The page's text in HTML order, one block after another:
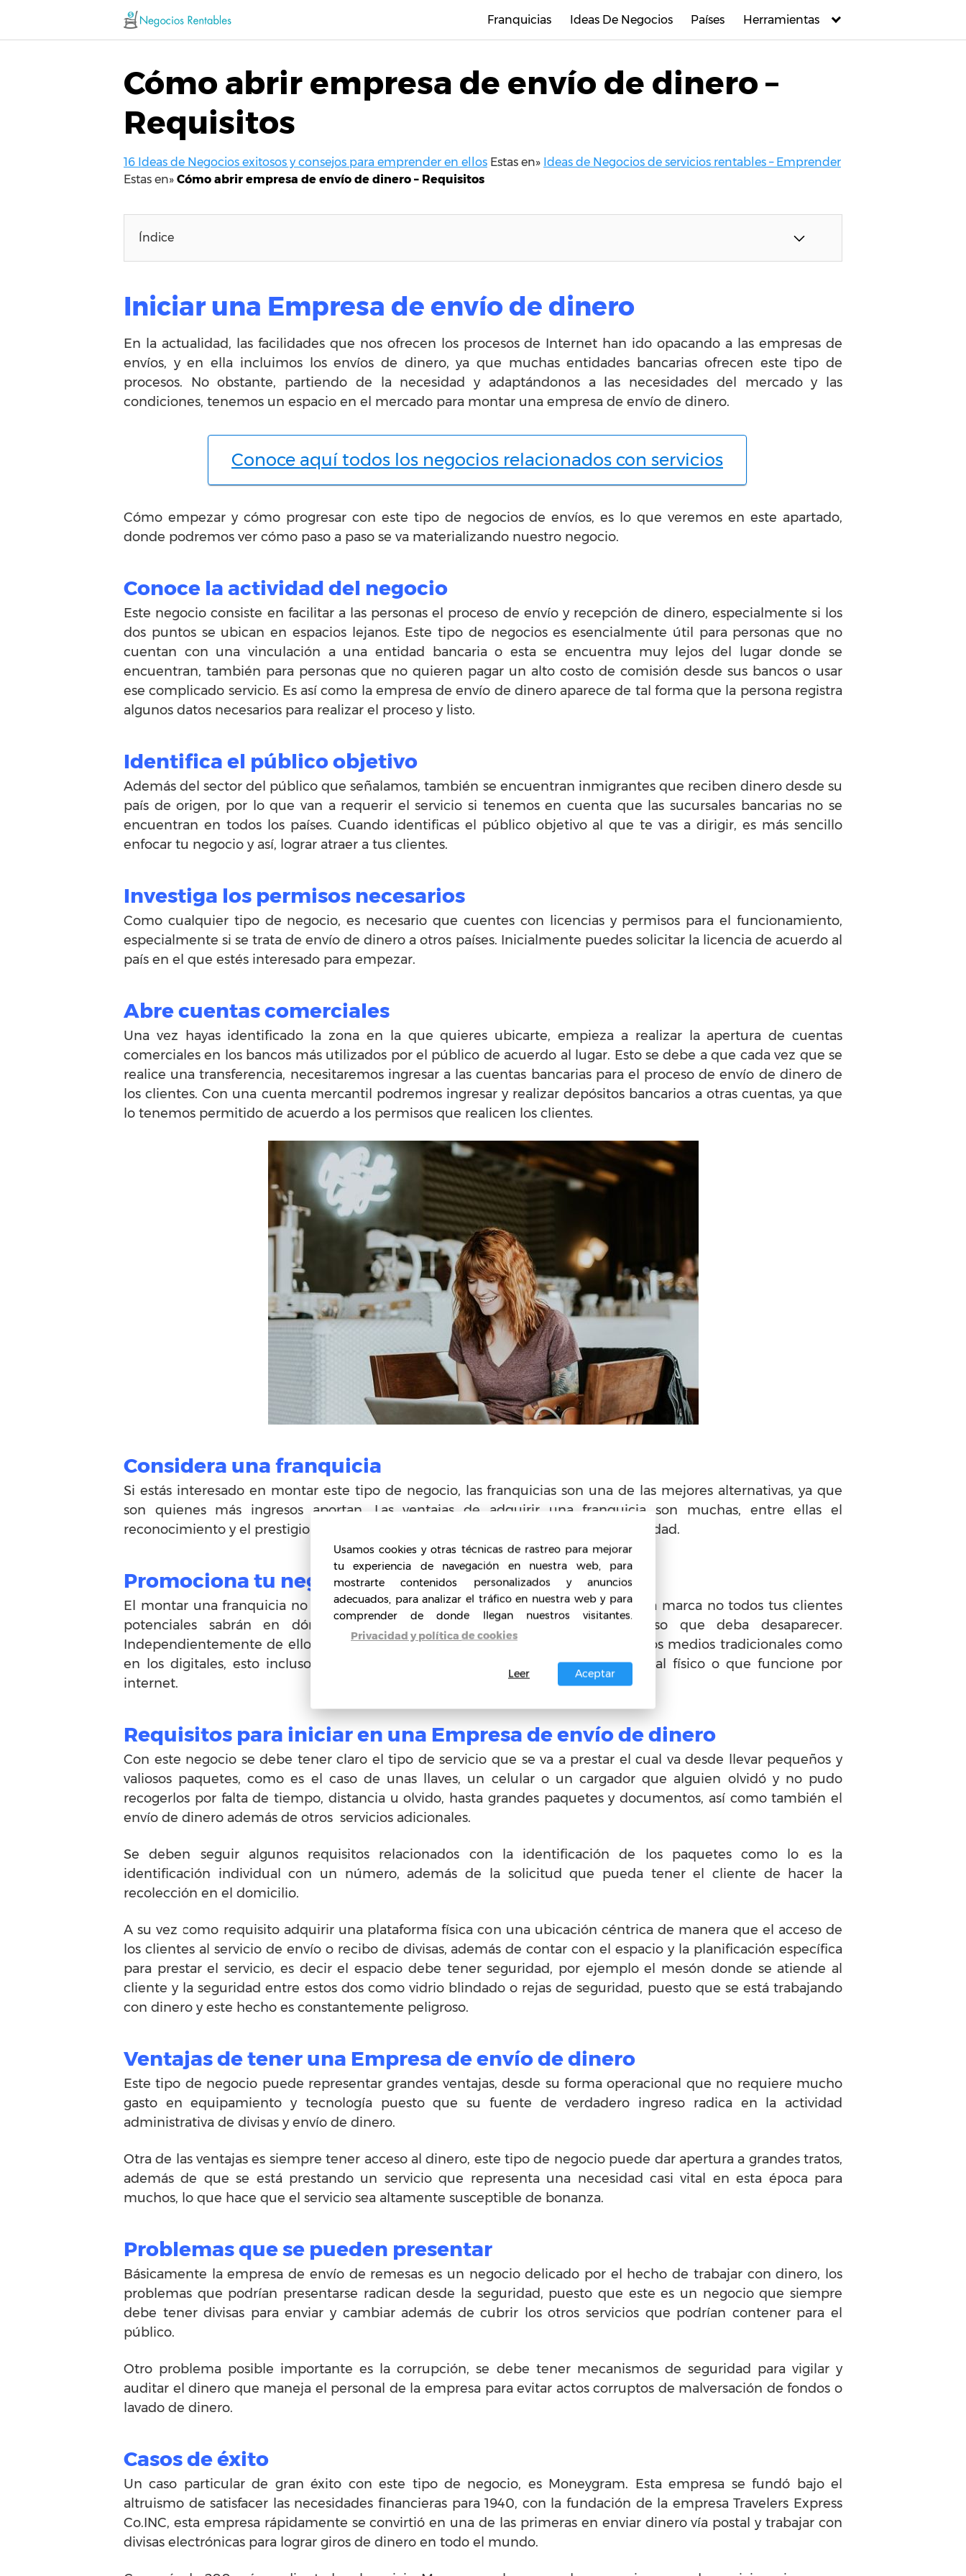
contenido
Franquicias Ideas De Negocios Países Herramientas
Cómo abrir empresa de envío de dinero –
Requisitos
16 Ideas de Negocios exitosos y consejos para emprender en ellos Estas en» Ideas de Negocios de servicios rentables – Emprender
Estas en» Cómo abrir empresa de envío de dinero – Requisitos
Índice
Iniciar una Empresa de envío de dinero
En la actualidad, las facilidades que nos ofrecen los procesos de Internet han ido opacando a las empresas de
envíos, y en ella incluimos los envíos de dinero, ya que muchas entidades bancarias ofrecen este tipo de
procesos. No obstante, partiendo de la necesidad y adaptándonos a las necesidades del mercado y las
condiciones, tenemos un espacio en el mercado para montar una empresa de envío de dinero.
Conoce aquí todos los negocios relacionados con servicios
Cómo empezar y cómo progresar con este tipo de negocios de envíos, es lo que veremos en este apartado,
donde podremos ver cómo paso a paso se va materializando nuestro negocio.
Conoce la actividad del negocio
Este negocio consiste en facilitar a las personas el proceso de envío y recepción de dinero, especialmente si los
dos puntos se ubican en espacios lejanos. Este tipo de negocios es esencialmente útil para personas que no
cuentan con una vinculación a una entidad bancaria o esta se encuentra muy lejos del lugar donde se
encuentran, también para personas que no quieren pagar un alto costo de comisión desde sus bancos o usar
ese complicado servicio. Es así como la empresa de envío de dinero aparece de tal forma que la persona registra
algunos datos necesarios para realizar el proceso y listo.
Identifica el público objetivo
Además del sector del público que señalamos, también se encuentran inmigrantes que reciben dinero desde su
país de origen, por lo que van a requerir el servicio si tenemos en cuenta que las sucursales bancarias no se
encuentran en todos los países. Cuando identificas el público objetivo al que te vas a dirigir, es más sencillo
enfocar tu negocio y así, lograr atraer a tus clientes.
Investiga los permisos necesarios
Como cualquier tipo de negocio, es necesario que cuentes con licencias y permisos para el funcionamiento,
especialmente si se trata de envío de dinero a otros países. Inicialmente puedes solicitar la licencia de acuerdo al
país en el que estés interesado para empezar.
Abre cuentas comerciales
Una vez hayas identificado la zona en la que quieres ubicarte, empieza a realizar la apertura de cuentas
comerciales en los bancos más utilizados por el público de acuerdo al lugar. Esto se debe a que cada vez que se
realice una transferencia, necesitaremos ingresar a las cuentas bancarias para el proceso de envío de dinero de
los clientes. Con una cuenta mercantil podremos ingresar y realizar depósitos bancarios a otras cuentas, ya que
lo tenemos permitido de acuerdo a los permisos que realicen los clientes.
Considera una franquicia
Si estás interesado en montar este tipo de negocio, las franquicias son una de las mejores alternativas, ya que
son quienes más ingresos aportan. Las ventajas de adquirir una franquicia son muchas, entre ellas el
reconocimiento y el prestigio de la marca, lo que ahorra tiempo y dinero en publicidad.
Promociona tu negocio
El montar una franquicia no está exenta de publicidad, pues aunque conozcan la marca no todos tus clientes
potenciales sabrán en dónde te encuentras, así que no será un proceso que deba desaparecer.
Independientemente de ello, es conveniente que anuncies tu negocio tanto en los medios tradicionales como
en los digitales, esto incluso si deseas iniciar estableciendo un negocio con local físico o que funcione por
internet.
Requisitos para iniciar en una Empresa de envío de dinero
Con este negocio se debe tener claro el tipo de servicio que se va a prestar el cual va desde llevar pequeños y
valiosos paquetes, como es el caso de unas llaves, un celular o un cargador que alguien olvidó y no pudo
recogerlos por falta de tiempo, distancia u olvido, hasta grandes paquetes y documentos, así como también el
envío de dinero además de otros servicios adicionales.
Se deben seguir algunos requisitos relacionados con la identificación de los paquetes como lo es la
identificación individual con un número, además de la solicitud que pueda tener el cliente de hacer la
recolección en el domicilio.
A su vez como requisito adquirir una plataforma física con una ubicación céntrica de manera que el acceso de
los clientes al servicio de envío o recibo de divisas, además de contar con el espacio y la planificación específica
para prestar el servicio, es decir el espacio debe tener seguridad, por ejemplo el mesón donde se atiende al
cliente y la seguridad entre estos dos como vidrio blindado o rejas de seguridad, puesto que se está trabajando
con dinero y este hecho es constantemente peligroso.
Ventajas de tener una Empresa de envío de dinero
Este tipo de negocio puede representar grandes ventajas, desde su forma operacional que no requiere mucho
gasto en equipamiento y tecnología puesto que su fuente de verdadero ingreso radica en la actividad
administrativa de divisas y envío de dinero.
Otra de las ventajas es siempre tener acceso al dinero, este tipo de negocio puede dar apertura a grandes tratos,
además de que se está prestando un servicio que representa una necesidad casi vital en esta época para
muchos, lo que hace que el servicio sea altamente susceptible de bonanza.
Problemas que se pueden presentar
Básicamente la empresa de envío de remesas es un negocio delicado por el hecho de trabajar con dinero, los
problemas que podrían presentarse radican desde la seguridad, puesto que este es un negocio que siempre
debe tener divisas para enviar y cambiar además de cubrir los otros servicios que podrían contener para el
público.
Otro problema posible importante es la corrupción, se debe tener mecanismos de seguridad para vigilar y
auditar el dinero que maneja el personal de la empresa para evitar actos corruptos de malversación de fondos o
lavado de dinero.
Casos de éxito
Un caso particular de gran éxito con este tipo de negocio, es Moneygram. Esta empresa se fundó bajo el
altruismo de satisfacer las necesidades financieras para 1940, con la fundación de la empresa Travelers Express
Co.INC, esta empresa rápidamente se convirtió en una de las primeras en enviar dinero vía postal y trabajar con
divisas electrónicas para lograr giros de dinero en todo el mundo.
Usamos cookies y otras técnicas de rastreo para mejorar
tu experiencia de navegación en nuestra web, para
mostrarte contenidos personalizados y anuncios
adecuados, para analizar el tráfico en nuestra web y para
comprender de donde llegan nuestros visitantes.
Privacidad y política de cookies
Aceptar
Leer